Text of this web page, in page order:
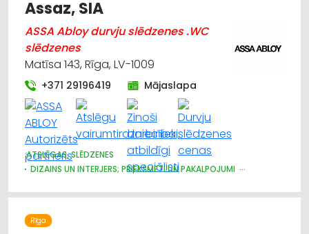
Assaz, SIA
ASSA Abloy durvju slēdzenes .WC
slēdzenes
Matīsa 143, Rīga, LV-1009
+371 29196419 Mājaslapa
ATSLĒGAS, SLĒDZENES
DIZAINS UN INTERJERS; PRIEKŠMETI UN PAKALPOJUMI
ŽALŪZIJAS, AIZKARU STIEŅI
BŪVMATERIĀLU, BŪVKONSTRUKCIJU TIRDZNIECĪBA
BŪVMATERIĀLU, BŪVKONSTRUKCIJU VAIRUMTIRDZNIECĪBA
Rīga